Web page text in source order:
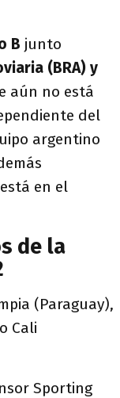
B junto
(BRA) y
aún no está
del
argentino
en el
de la
(Paraguay),
Cali
Sporting